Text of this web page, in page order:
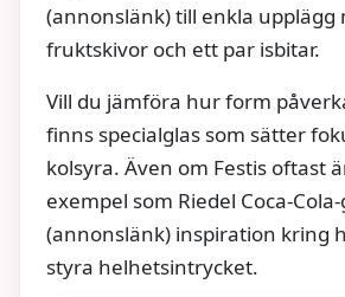
(annonslänk) till enkla upplägg
fruktskivor och ett par isbitar.
Vill du jämföra hur form
finns specialglas som sätter
kolsyra. Även om Festis oftast
exempel som Riedel
(annonslänk) inspiration kring
styra helhetsintrycket.